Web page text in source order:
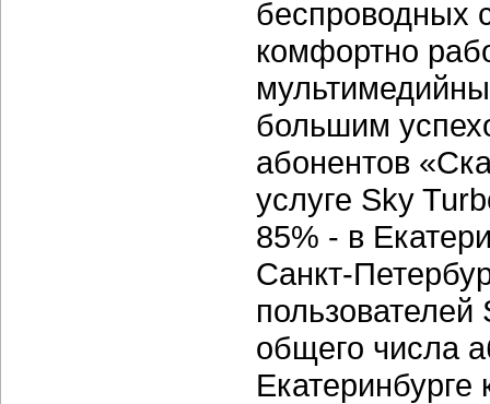
беспроводных
комфортно
большим
абонентов
услуге Sky
85% - в
Санкт-
общего числа